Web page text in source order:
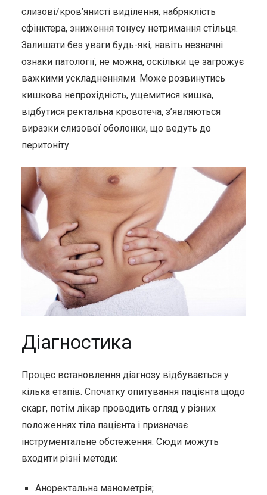
слизові/кров’янисті виділення, набряклість
сфінктера, зниження тонусу нетримання стільця.
Залишати без уваги будь-які, навіть незначні
ознаки патології, не можна, оскільки це загрожує
важкими ускладненнями. Може розвинутись
кишкова непрохідність, ущемитися кишка,
відбутися ректальна кровотеча, з’являються
виразки слизової оболонки, що ведуть до
перитоніту.
Діагностика
Процес встановлення діагнозу відбувається у
кілька етапів. Спочатку опитування пацієнта щодо
скарг, потім лікар проводить огляд у різних
положеннях тіла пацієнта і призначає
інструментальне обстеження. Сюди можуть
входити різні методи:
Аноректальна манометрія;